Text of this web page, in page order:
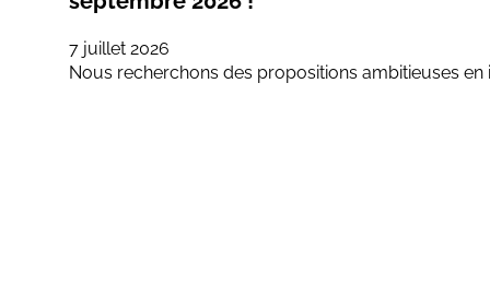
7 juillet 2026
Nous recherchons des propositions ambitieuses